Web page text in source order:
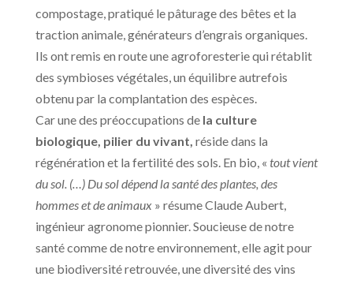
compostage, pratiqué le pâturage des bêtes et la
traction animale, générateurs d’engrais organiques.
Ils ont remis en route une agroforesterie qui rétablit
des symbioses végétales, un équilibre autrefois
obtenu par la complantation des espèces.
Car une des préoccupations de la culture
biologique, pilier du vivant, réside dans la
régénération et la fertilité des sols. En bio, « tout vient
du sol. (…) Du sol dépend la santé des plantes, des
hommes et de animaux» résume Claude Aubert,
ingénieur agronome pionnier. Soucieuse de notre
santé comme de notre environnement, elle agit pour
une biodiversité retrouvée, une diversité des vins